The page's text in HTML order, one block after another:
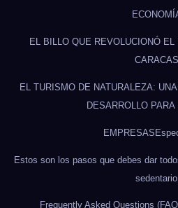
EL BILLO QUE REVOLUCIONÓ
CARACAS
EL TURISMO DE NATURALEZA:
DESARROLLO PARA
EMPRESAS
Estos son los pasos que debes dar
sedentario
Frequently Asked Questions